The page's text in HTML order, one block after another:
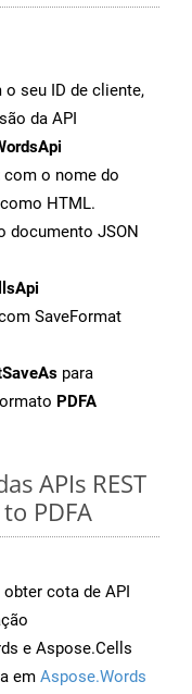
o seu ID de cliente,
da API
com o nome do
HTML.
documento JSON
SaveFormat
para
PDFA
APIs REST
PDFA
obter cota de API
e Aspose.Cells
em Aspose.Words